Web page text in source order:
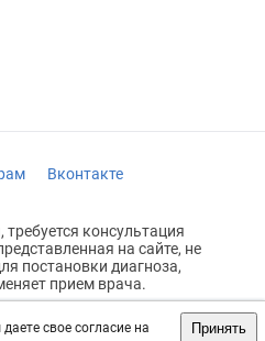
свое согласие на
Принять
Вконтакте
консультация
на сайте, не
постановки диагноза,
прием врача.